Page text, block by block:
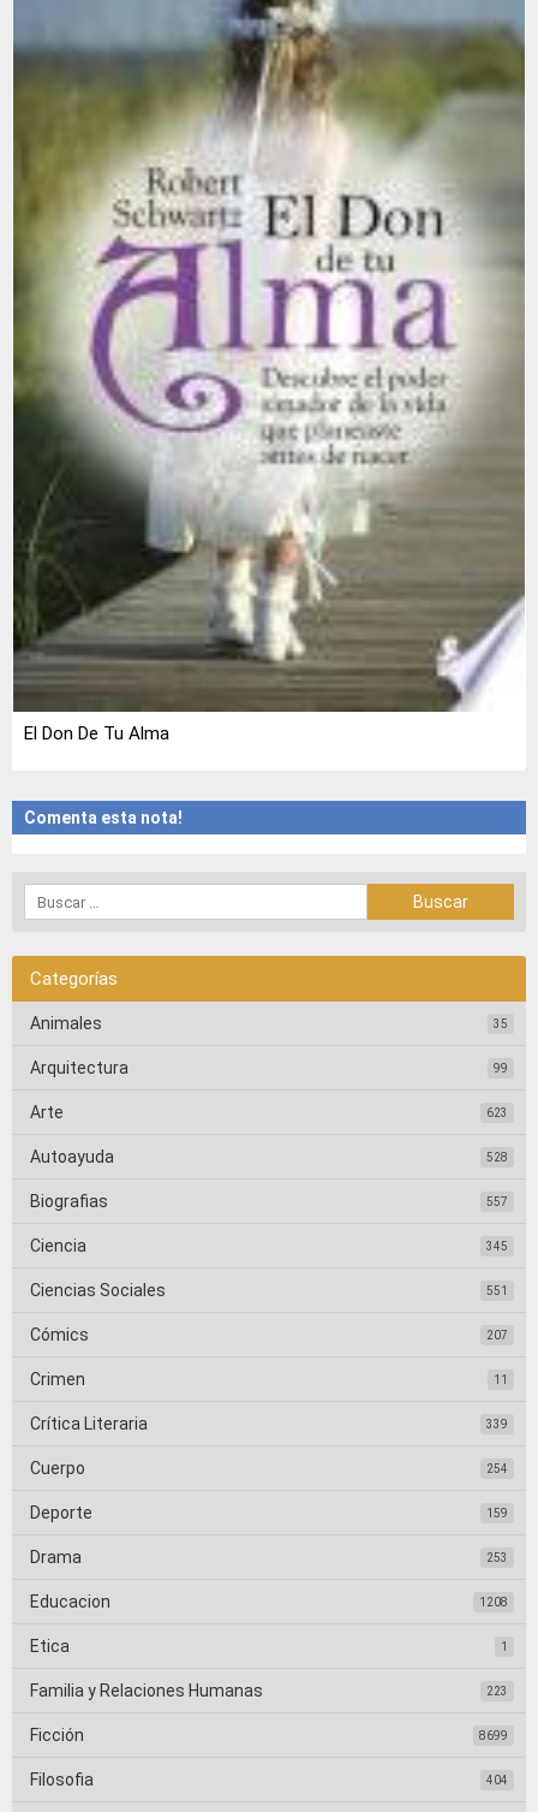
El Don De Tu Alma
Comenta esta nota!
Categorías
Animales 35
Arquitectura 99
Arte 623
Autoayuda 528
Biografias 557
Ciencia 345
Ciencias Sociales 551
Cómics 207
Crimen 11
Crítica Literaria 339
Cuerpo 254
Deporte 159
Drama 253
Educacion 1208
Etica 1
Familia y Relaciones Humanas 223
Ficción 8699
Filosofia 404